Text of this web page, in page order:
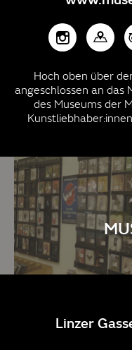
Hoch oben über
angeschlossen an das
des Museums der
Linzer